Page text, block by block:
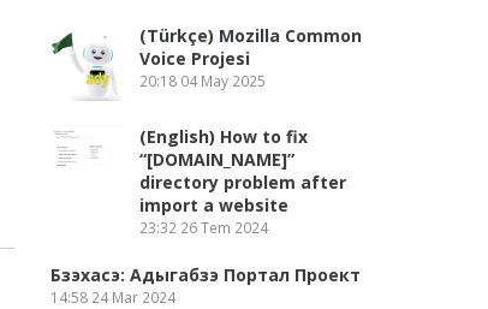
(Türkçe) Mozilla Common
Voice Projesi
20:18 04 May 2025
(English) How to fix
“[DOMAIN_NAME]”
directory problem after
import a website
23:32 26 Tem 2024
Бзэхасэ: Адыгабзэ Портал Проект
14:58 24 Mar 2024